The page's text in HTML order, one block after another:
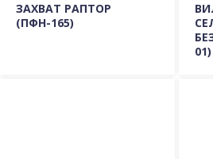
ЗАХВАТ РАПТОР
(ПФН-165)
01)